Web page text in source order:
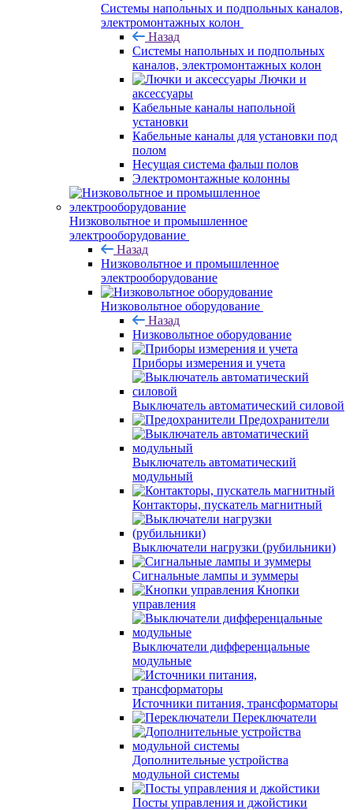
Системы напольных и подпольных каналов,
электромонтажных колон
Назад
Системы напольных и подпольных
каналов, электромонтажных колон
Лючки и
аксессуары
Кабельные каналы напольной
установки
Кабельные каналы для установки под
полом
Несущая система фальш полов
Электромонтажные колонны
Низковольтное и промышленное
электрооборудование
Назад
Низковольтное и промышленное
электрооборудование
Низковольтное оборудование
Назад
Низковольтное оборудование
Приборы измерения и учета
Выключатель автоматический силовой
Предохранители
Выключатель автоматический
модульный
Контакторы, пускатель магнитный
Выключатели нагрузки (рубильники)
Сигнальные лампы и зуммеры
Кнопки
управления
Выключатели дифференцальные
модульные
Источники питания, трансформаторы
Переключатели
Дополнительные устройства
модульной системы
Посты управления и джойстики